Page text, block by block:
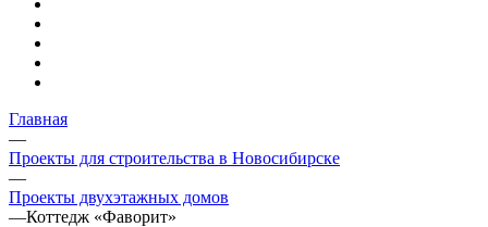
Главная
—
Проекты для строительства в Новосибирске
—
Проекты двухэтажных домов
—Коттедж «Фаворит»